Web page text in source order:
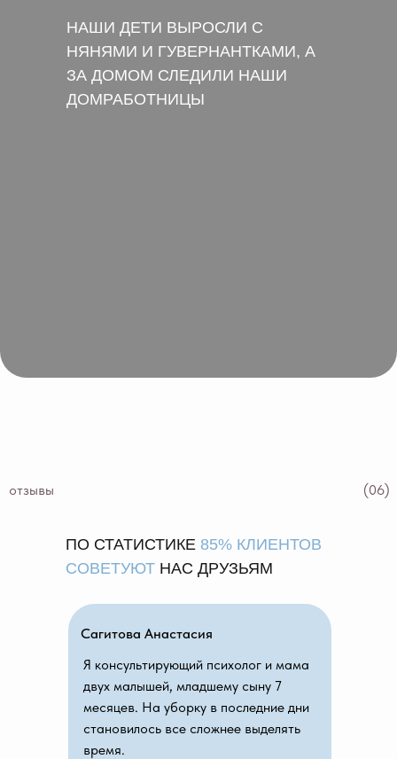
НАШИ ДЕТИ ВЫРОСЛИ С
НЯНЯМИ И ГУВЕРНАНТКАМИ, А
ЗА ДОМОМ СЛЕДИЛИ НАШИ
ДОМРАБОТНИЦЫ
(06)
ПО СТАТИСТИКЕ 85% КЛИЕНТОВ
СОВЕТУЮТ НАС ДРУЗЬЯМ
отзывы
Сагитова Анастасия
Я консультирующий психолог и мама
двух малышей, младшему сыну 7
месяцев. На уборку в последние дни
становилось все сложнее выделять
время.